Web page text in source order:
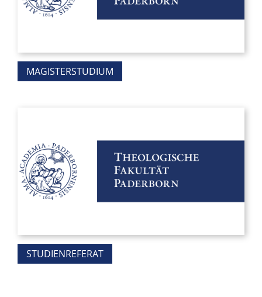
MAGISTERSTUDIUM
STUDIENREFERAT